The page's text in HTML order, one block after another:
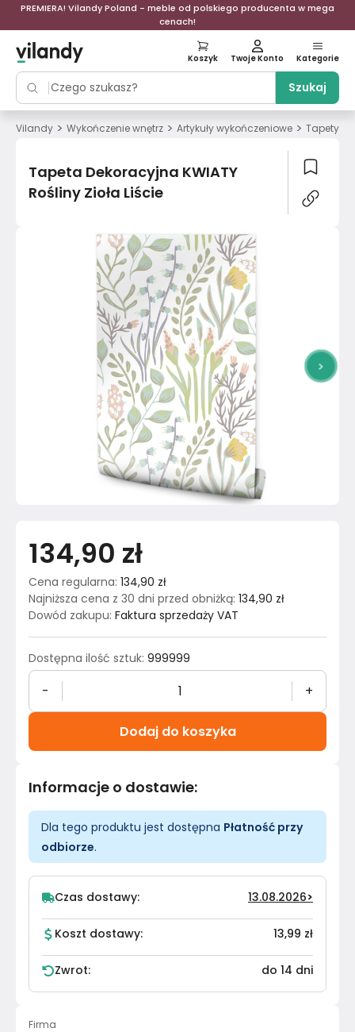
PREMIERA! Vilandy Poland - meble od polskiego producenta w mega
cenach!
Szukaj
Koszyk Twoje Konto Kategorie
Vilandy > Wykończenie wnętrz > Artykuły wykończeniowe > Tapety
Tapeta Dekoracyjna KWIATY
Rośliny Zioła Liście
>
134,90 zł
Cena regularna: 134,90 zł
Najniższa cena z 30 dni przed obniżką: 134,90 zł
Dowód zakupu: Faktura sprzedaży VAT
Dostępna ilość sztuk: 999999
- +
Dodaj do koszyka
Informacje o dostawie:
Dla tego produktu jest dostępna Płatność przy
odbiorze.
Czas dostawy: 13.08.2026>
Koszt dostawy: 13,99 zł
Zwrot: do 14 dni
Firma